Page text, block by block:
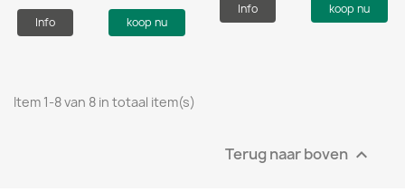
Info koop nu
Info koop nu
Item 1-8 van 8 in totaal item(s)
Terug naar boven 